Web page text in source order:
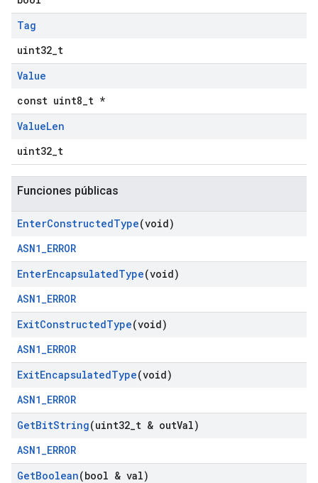
Tag
uint32_t
Value
const uint8_t *
ValueLen
uint32_t
Funciones públicas
EnterConstructedType(void)
ASN1_ERROR
EnterEncapsulatedType(void)
ASN1_ERROR
ExitConstructedType(void)
ASN1_ERROR
ExitEncapsulatedType(void)
ASN1_ERROR
GetBitString(uint32 t & outVal)
ASN1_ERROR
GetBoolean(bool & val)